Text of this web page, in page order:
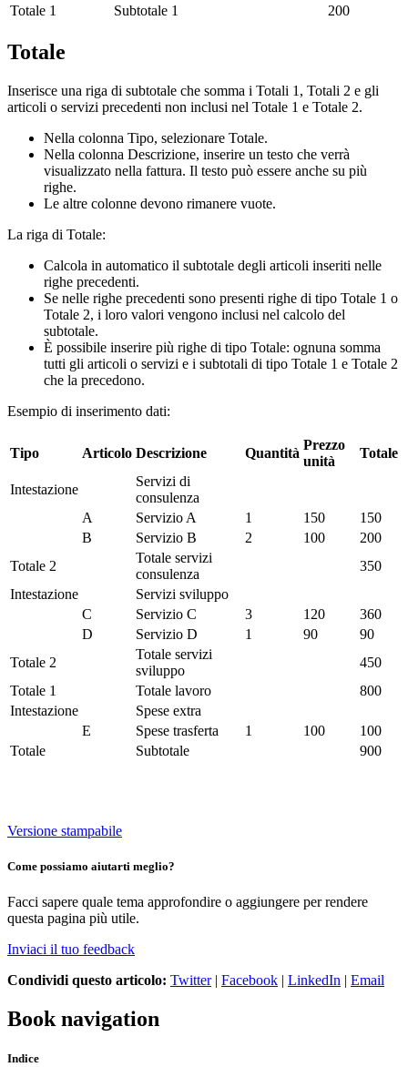
Totale 1
Subtotale 1 200
Totale
Inserisce una riga di subtotale che somma i Totali 1, Totali 2 e gli
articoli o servizi precedenti non inclusi nel Totale 1 e Totale 2.
Nella colonna Tipo, selezionare Totale.
Nella colonna Descrizione, inserire un testo che verrà
visualizzato nella fattura. Il testo può essere anche su più
righe.
Le altre colonne devono rimanere vuote.
La riga di Totale:
Calcola in automatico il subtotale degli articoli inseriti nelle
righe precedenti.
Se nelle righe precedenti sono presenti righe di tipo Totale 1 o
Totale 2, i loro valori vengono inclusi nel calcolo del
subtotale.
È possibile inserire più righe di tipo Totale: ognuna somma
tutti gli articoli o servizi e i subtotali di tipo Totale 1 e Totale 2
che la precedono.
Esempio di inserimento dati:
Tipo Articolo Descrizione Quantità
Prezzo
unità
Totale
Intestazione
Servizi di
consulenza
A
Servizio A 1 150
150
B
Servizio B 2 100
200
Totale 2
Totale servizi
consulenza
350
Intestazione
Servizi sviluppo
C
Servizio C 3 120
360
D
Servizio D 1 90
90
Totale 2
Totale servizi
sviluppo
450
Totale 1
Totale lavoro
800
Intestazione
Spese extra
E
Spese trasferta 1 100
100
Totale
Subtotale 900
Versione stampabile
Come possiamo aiutarti meglio?
Facci sapere quale tema approfondire o aggiungere per rendere
questa pagina più utile.
Inviaci il tuo feedback
Condividi questo articolo: Twitter| Facebook | LinkedIn | Email
Book navigation
Indice